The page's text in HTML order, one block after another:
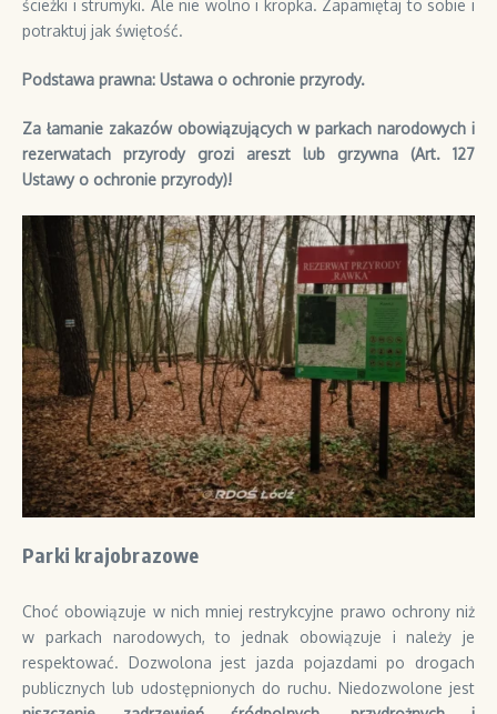
ścieżki i strumyki. Ale nie wolno i kropka. Zapamiętaj to sobie i
potraktuj jak świętość.
Podstawa prawna: Ustawa o ochronie przyrody.
Za łamanie zakazów obowiązujących w parkach narodowych i
rezerwatach przyrody grozi areszt lub grzywna (Art. 127
Ustawy o ochronie przyrody)!
Parki krajobrazowe
Choć obowiązuje w nich mniej restrykcyjne prawo ochrony niż
w parkach narodowych, to jednak obowiązuje i należy je
respektować. Dozwolona jest jazda pojazdami po drogach
publicznych lub udostępnionych do ruchu. Niedozwolone jest